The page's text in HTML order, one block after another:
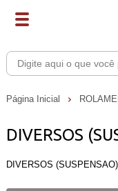
Página Inicial
DIVERSOS
DIVERSOS (SUSPENSAO)